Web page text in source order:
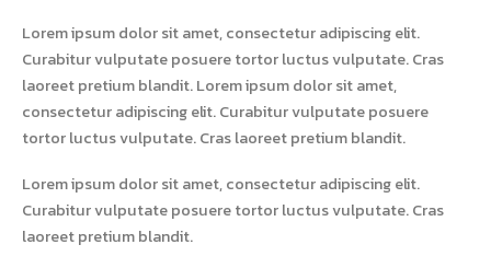
Lorem ipsum dolor sit amet, consectetur adipiscing elit.
Curabitur vulputate posuere tortor luctus vulputate. Cras
laoreet pretium blandit. Lorem ipsum dolor sit amet,
consectetur adipiscing elit. Curabitur vulputate posuere
tortor luctus vulputate. Cras laoreet pretium blandit.
Lorem ipsum dolor sit amet, consectetur adipiscing elit.
Curabitur vulputate posuere tortor luctus vulputate. Cras
laoreet pretium blandit.